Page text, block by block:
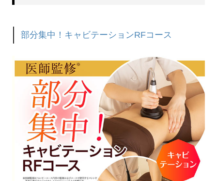
部分集中！キャビテーションRFコース